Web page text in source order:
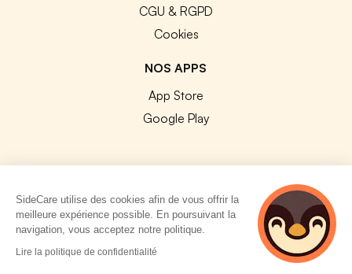
CGU & RGPD
Cookies
NOS APPS
App Store
Google Play
© 2026 SideCare. Tous droits réservés.
SideCare utilise des cookies afin de vous offrir la
meilleure expérience possible. En poursuivant la
navigation, vous acceptez notre politique.
Lire la politique de confidentialité
4 personnes
consultent